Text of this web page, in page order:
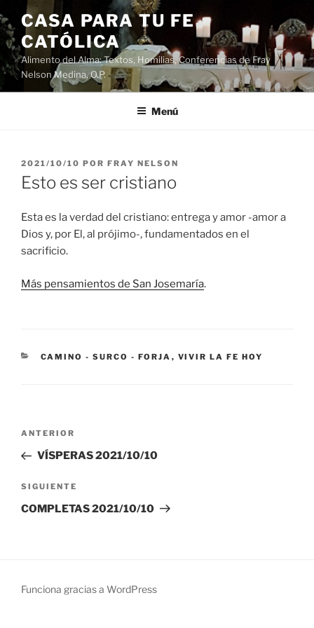
Saltar
al
contenido
CASA PARA TU FE
CATÓLICA
Alimento del Alma: Textos, Homilias, Conferencias de Fray
Nelson Medina, O.P.
Menú
PUBLICADO
EL
2021/10/10 POR FRAY NELSON
Esto es ser cristiano
Esta es la verdad del cristiano: entrega y amor -amor a
Dios y, por El, al prójimo-, fundamentados en el
sacrificio.
Más pensamientos de San Josemaría.
CATEGORÍAS
CAMINO - SURCO - FORJA , VIVIR LA FE HOY
Navegación
entradas
Entrada
anterior:
ANTERIOR
VÍSPERAS 2021/10/10
Siguiente
entrada
SIGUIENTE
COMPLETAS 2021/10/10
Funciona gracias a WordPress